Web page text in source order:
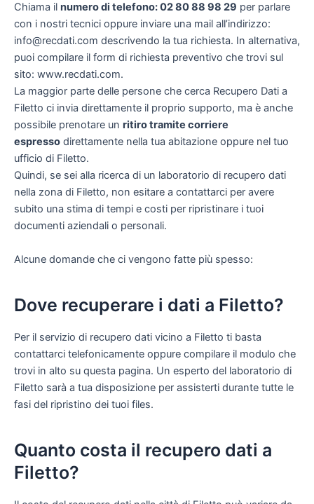
Chiama il numero di telefono: 02 80 88 98 29 per parlare
con i nostri tecnici oppure inviare una mail all’indirizzo:
info@recdati.com descrivendo la tua richiesta. In alternativa,
puoi compilare il form di richiesta preventivo che trovi sul
sito: www.recdati.com.
La maggior parte delle persone che cerca Recupero Dati a
Filetto ci invia direttamente il proprio supporto, ma è anche
possibile prenotare un ritiro tramite corriere
espresso direttamente nella tua abitazione oppure nel tuo
ufficio di Filetto.
Quindi, se sei alla ricerca di un laboratorio di recupero dati
nella zona di Filetto, non esitare a contattarci per avere
subito una stima di tempi e costi per ripristinare i tuoi
documenti aziendali o personali.
Alcune domande che ci vengono fatte più spesso:
Dove recuperare i dati a Filetto?
Per il servizio di recupero dati vicino a Filetto ti basta
contattarci telefonicamente oppure compilare il modulo che
trovi in alto su questa pagina. Un esperto del laboratorio di
Filetto sarà a tua disposizione per assisterti durante tutte le
fasi del ripristino dei tuoi files.
Quanto costa il recupero dati a
Filetto?